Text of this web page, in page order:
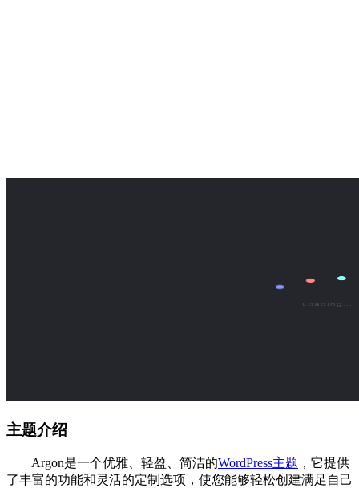
主题介绍
Argon是一个优雅、轻盈、简洁的WordPress主题 ，它提供
了丰富的功能和灵活的定制选项，使您能够轻松创建满足自己